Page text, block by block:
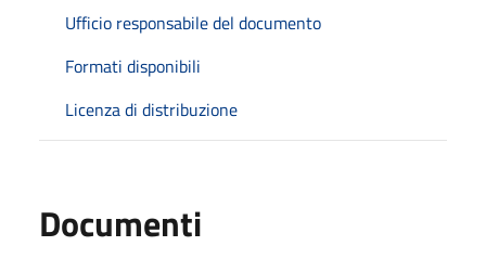
Ufficio responsabile del documento
Formati disponibili
Licenza di distribuzione
Documenti